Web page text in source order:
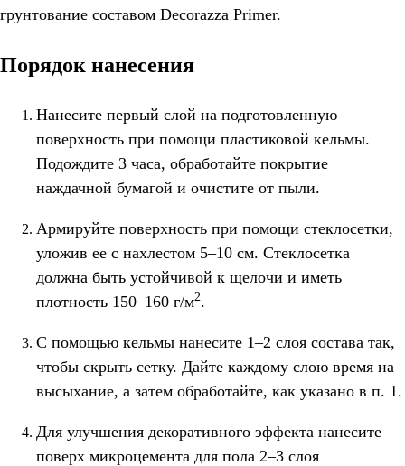
грунтование составом Decorazza Primer.
Порядок нанесения
Нанесите первый слой на подготовленную
поверхность при помощи пластиковой кельмы.
Подождите 3 часа, обработайте покрытие
наждачной бумагой и очистите от пыли.
Армируйте поверхность при помощи стеклосетки,
уложив ее с нахлестом 5–10 см. Стеклосетка
должна быть устойчивой к щелочи и иметь
плотность 150–160 г/м2.
С помощью кельмы нанесите 1–2 слоя состава так,
чтобы скрыть сетку. Дайте каждому слою время на
высыхание, а затем обработайте, как указано в п. 1.
Для улучшения декоративного эффекта нанесите
поверх микроцемента для пола 2–3 слоя